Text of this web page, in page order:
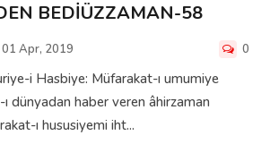
BEDİÜZZAMAN-58
01 Apr, 2019 0
i Hasbiye: Müfarakat-ı umumiye
dünyadan haber veren âhirzaman
ı hususiyemi iht...